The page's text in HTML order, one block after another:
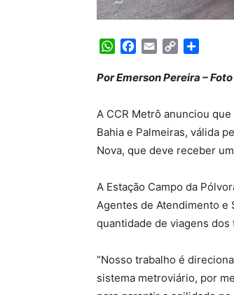
WhatsApp
Facebook
Email Copy
Por Emerson Pereira –
A CCR Metrô anunciou
Bahia e Palmeiras, válida
Nova, que deve receber
A Estação Campo da
Agentes de Atendimento e
quantidade de viagens
“Nosso trabalho é
sistema metroviário, por